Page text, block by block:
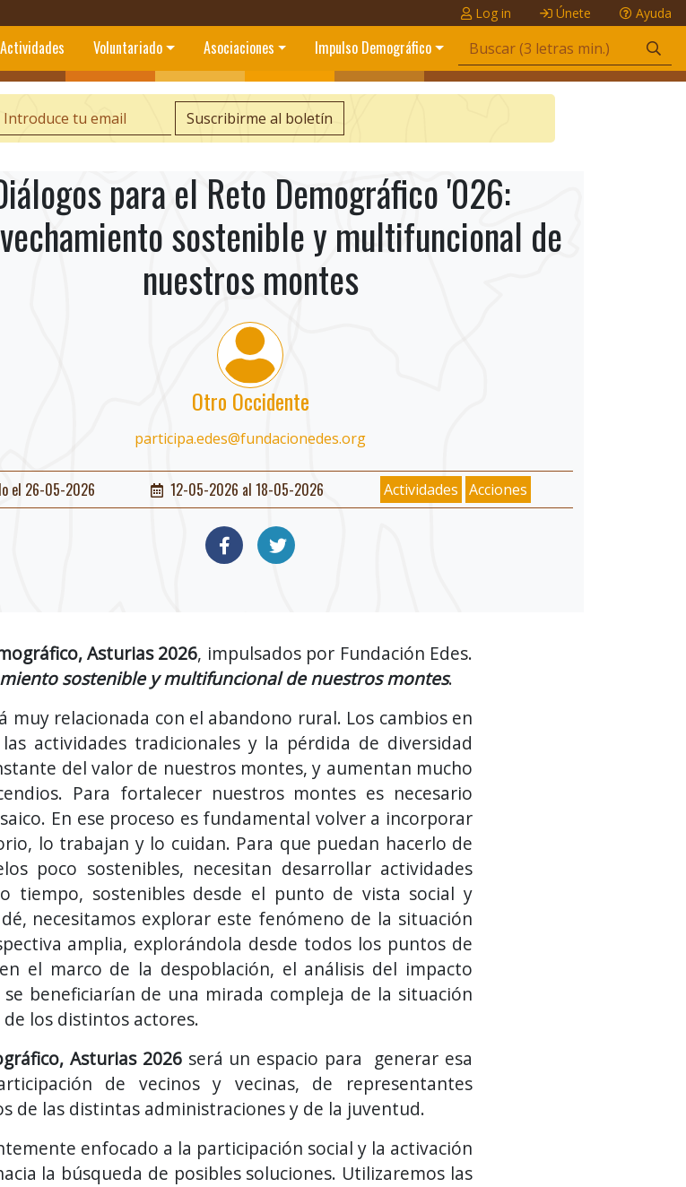
Log in Únete Ayuda
Actividades Voluntariado Asociaciones Impulso Demográfico
Suscribirme al boletín
para el Reto Demográfico '026:
sostenible y multifuncional de
nuestros montes
Otro Occidente
participa.edes@fundacionedes.org
el 26-05-2026 12-05-2026 al 18-05-2026 Actividades Acciones
Asturias 2026, impulsados por Fundación Edes.
sostenible y multifuncional de nuestros montes.
muy relacionada con el abandono rural. Los cambios en
actividades tradicionales y la pérdida de diversidad
del valor de nuestros montes, y aumentan mucho
Para fortalecer nuestros montes es necesario
En ese proceso es fundamental volver a incorporar
lo trabajan y lo cuidan. Para que puedan hacerlo de
poco sostenibles, necesitan desarrollar actividades
tiempo, sostenibles desde el punto de vista social y
necesitamos explorar este fenómeno de la situación
amplia, explorándola desde todos los puntos de
el marco de la despoblación, el análisis del impacto
beneficiarían de una mirada compleja de la situación
los distintos actores.
Asturias 2026 será un espacio para generar esa
de vecinos y vecinas, de representantes
de las distintas administraciones y de la juventud.
enfocado a la participación social y la activación
la búsqueda de posibles soluciones. Utilizaremos las